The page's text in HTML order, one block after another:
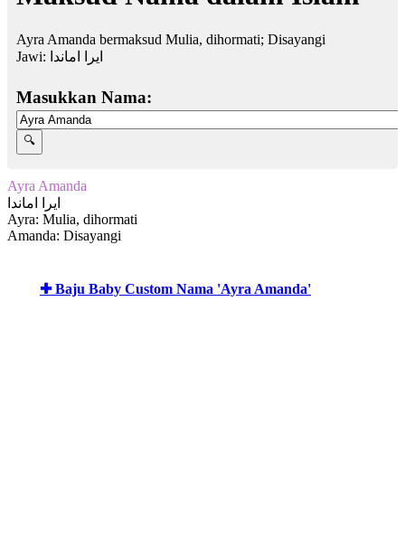
Ayra Amanda bermaksud Mulia, dihormati; Disayangi
Jawi: ایرا اماندا
Masukkan Nama:
Ayra Amanda
ایرا اماندا
Ayra: Mulia, dihormati
Amanda: Disayangi
✚ Baju Baby Custom Nama 'Ayra Amanda'